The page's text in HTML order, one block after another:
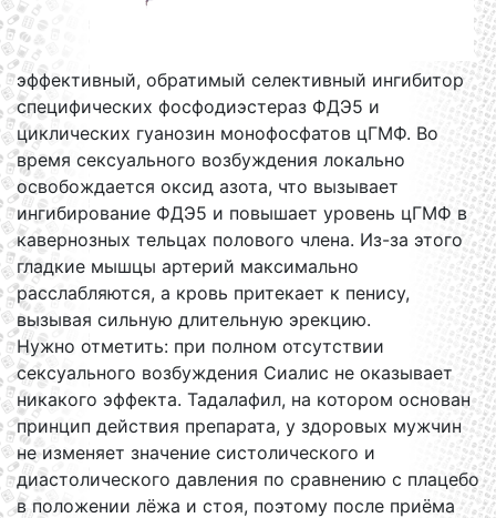
эффективный, обратимый селективный ингибитор
специфических фосфодиэстераз ФДЭ5 и
циклических гуанозин монофосфатов цГМФ. Во
время сексуального возбуждения локально
освобождается оксид азота, что вызывает
ингибирование ФДЭ5 и повышает уровень цГМФ в
кавернозных тельцах полового члена. Из-за этого
гладкие мышцы артерий максимально
расслабляются, а кровь притекает к пенису,
вызывая сильную длительную эрекцию.
Нужно отметить: при полном отсутствии
сексуального возбуждения Сиалис не оказывает
никакого эффекта. Тадалафил, на котором основан
принцип действия препарата, у здоровых мужчин
не изменяет значение систолического и
диастолического давления по сравнению с плацебо
в положении лёжа и стоя, поэтому после приёма